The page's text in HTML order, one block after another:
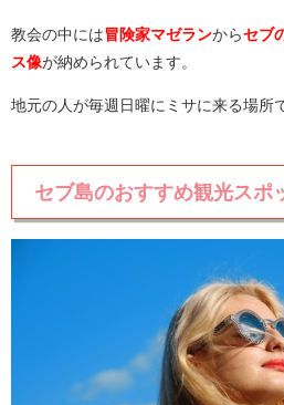
教会の中には冒険家マゼランからセブ
ス像が納められています。
地元の人が毎週日曜にミサに来る場所
セブ島のおすすめ観光スポ